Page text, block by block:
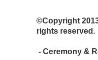
©Copyright
rights reserved.
- Ceremony &